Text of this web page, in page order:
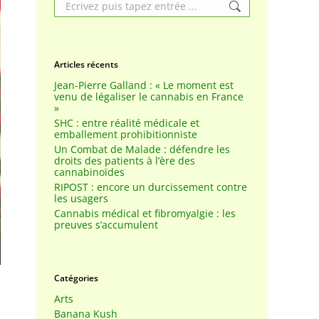
Articles récents
Jean-Pierre Galland : « Le moment est
venu de légaliser le cannabis en France
»
SHC : entre réalité médicale et
emballement prohibitionniste
Un Combat de Malade : défendre les
droits des patients à l’ère des
cannabinoïdes
RIPOST : encore un durcissement contre
les usagers
Cannabis médical et fibromyalgie : les
preuves s’accumulent
Catégories
Arts
Banana Kush